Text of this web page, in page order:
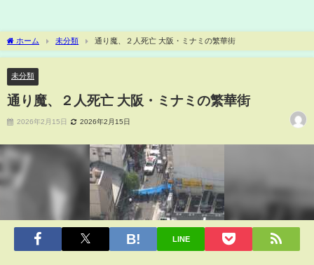
ホーム 未分類 通り魔、２人死亡 大阪・ミナミの繁華街
未分類
通り魔、２人死亡 大阪・ミナミの繁華街
2026年2月15日 2026年2月15日
LINE